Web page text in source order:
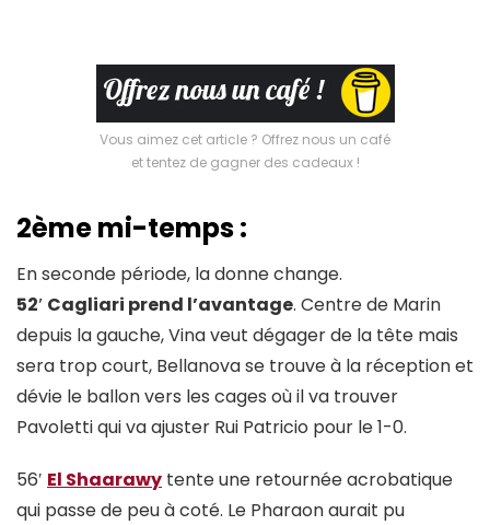
Vous aimez cet article ? Offrez nous un café
et tentez de gagner des cadeaux !
2ème mi-temps :
En seconde période, la donne change.
52′ Cagliari prend l’avantage. Centre de Marin
depuis la gauche, Vina veut dégager de la tête mais
sera trop court, Bellanova se trouve à la réception et
dévie le ballon vers les cages où il va trouver
Pavoletti qui va ajuster Rui Patricio pour le 1-0.
56′ El Shaarawy tente une retournée acrobatique
qui passe de peu à coté. Le Pharaon aurait pu